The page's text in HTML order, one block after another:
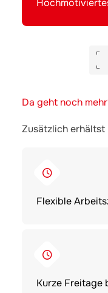
Da geht noch
Zusätzlich erhältst
Flexible
Kurze Freitage